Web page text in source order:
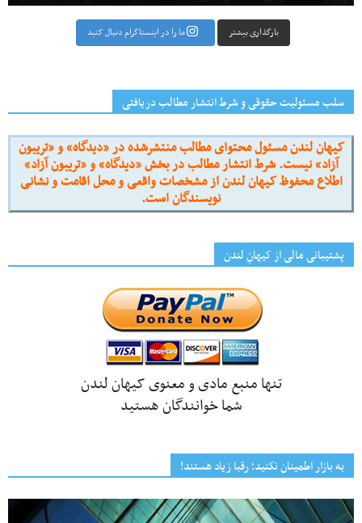
بارگذاری بیشتر ما را در اینستاگرام دنبال کنید
سلب مسئولیت حقوقی و شرط انتشار مطالب دریافتی
کیهان لندن مسئول محتوای مطالب منتشرشده در «دیدگاه» و «تریبون
آزاد» نیست. شرط انتشار مطالب در بخش «دیدگاه» و «تریبون آزاد»
اطلاع محفوظ کیهان لندن از مشخصات واقعی و محل اقامت و نشانی
نویسندگان است.
پشتیبانی مالی از کیهانِ لندن
تنها منبع مادی و معنوی کیهان لندن
شما خوانندگان هستید
به بازار اطمینان نکنید؛ رقبا زیاد هستند!